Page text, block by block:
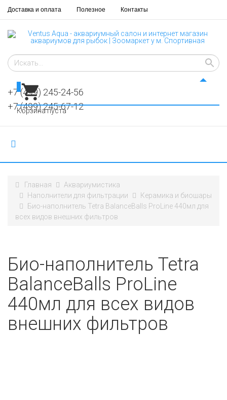
Доставка и оплата Полезное Контакты
+7 (499) 245-24-56
+7 (499) 245-67-12
Корзина пуста
Главная
Аквариумистика
Наполнители для фильтрации
Керамика и биошары
Био-наполнитель Tetra BalanceBalls ProLine 440мл для
всех видов внешних фильтров
Био-наполнитель Tetra
BalanceBalls ProLine
440мл для всех видов
внешних фильтров